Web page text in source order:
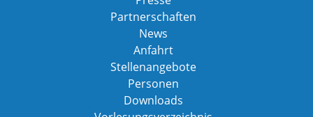
Partnerschaften
News
Anfahrt
Stellenangebote
Personen
Downloads